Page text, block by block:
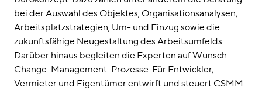
bei der Auswahl des Objektes, Organisationsanalysen,
Arbeitsplatzstrategien, Um- und Einzug sowie die
zukunftsfähige Neugestaltung des Arbeitsumfelds.
Darüber hinaus begleiten die Experten auf Wunsch
Change-Management-Prozesse. Für Entwickler,
Vermieter und Eigentümer entwirft und steuert CSMM